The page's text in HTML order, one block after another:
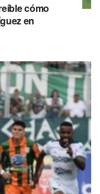
cómo
en